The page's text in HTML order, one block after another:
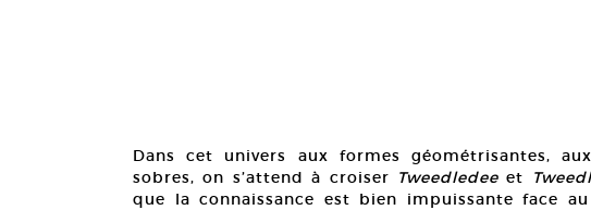
Dans cet univers aux formes géométrisantes,
sobres, on s’attend à croiser Tweedledeeet
que la connaissance est bien impuissante face